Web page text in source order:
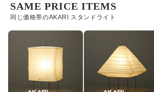
同じ価格帯のAKARI スタンドライト
SAME PRICE ITEMS